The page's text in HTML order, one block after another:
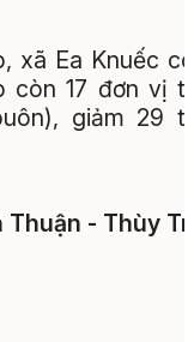
xã Ea Knuếc
còn 17 đơn vị
giảm 29
Thuận - Thùy